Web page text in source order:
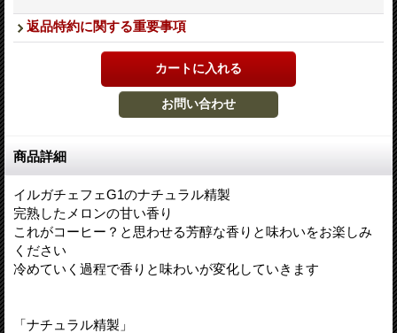
返品特約に関する重要事項
商品詳細
イルガチェフェG1のナチュラル精製
完熟したメロンの甘い香り
これがコーヒー？と思わせる芳醇な香りと味わいをお楽しみ
ください
冷めていく過程で香りと味わいが変化していきます
「ナチュラル精製」